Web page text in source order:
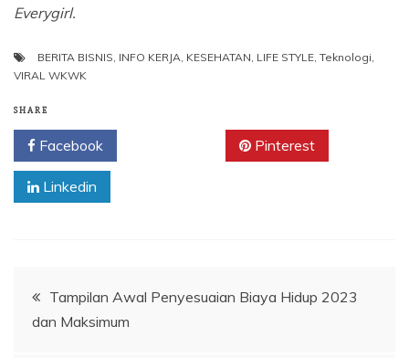
Everygirl.
BERITA BISNIS, INFO KERJA, KESEHATAN, LIFE STYLE, Teknologi,
VIRAL WKWK
SHARE
Facebook Pinterest
Linkedin
Navigasi
pos
Tampilan Awal Penyesuaian Biaya Hidup 2023
dan Maksimum